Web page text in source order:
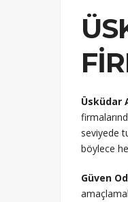
Üsküdar
seviyede
böylece
Güven